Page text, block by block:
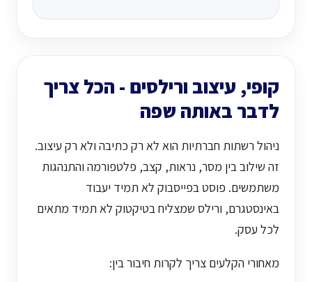
קופי, עיצוב ורילסים - הכל צריך
לדבר באותה שפה
ניהול רשתות חברתיות הוא לא רק כתיבה ולא רק עיצוב.
זה שילוב בין מסר, נראות, קצב, פלטפורמה והתנהגות
משתמשים. פוסט בפייסבוק לא תמיד יעבוד
באינסטגרם, ורילס שמצליח בטיקטוק לא תמיד מתאים
לכל עסק.
מאחורי הקלעים צריך לקרות חיבור בין: